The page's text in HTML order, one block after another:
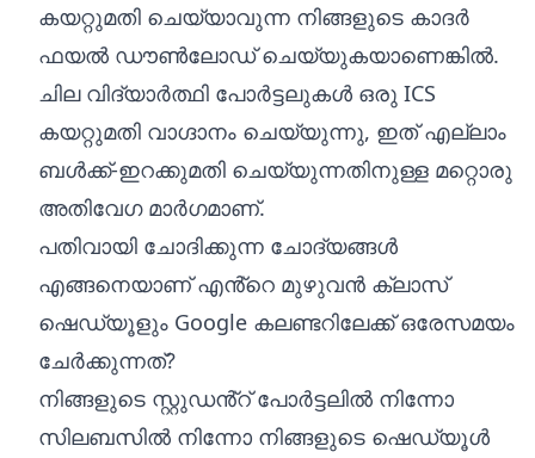
കയറ്റുമതി ചെയ്യാവുന്ന നിങ്ങളുടെ കാദർ
ഫയൽ ഡൗൺലോഡ് ചെയ്യുകയാണെങ്കിൽ.
ചില വിദ്യാർത്ഥി പോർട്ടലുകൾ ഒരു ICS
കയറ്റുമതി വാഗ്ദാനം ചെയ്യുന്നു, ഇത് എല്ലാം
ബൾക്ക്-ഇറക്കുമതി ചെയ്യുന്നതിനുള്ള മറ്റൊരു
അതിവേഗ മാർഗമാണ്.
പതിവായി ചോദിക്കുന്ന ചോദ്യങ്ങൾ
എങ്ങനെയാണ് എൻ്റെ മുഴുവൻ ക്ലാസ്
ഷെഡ്യൂളും Google കലണ്ടറിലേക്ക് ഒരേസമയം
ചേർക്കുന്നത്?
നിങ്ങളുടെ സ്റ്റുഡൻ്റ് പോർട്ടലിൽ നിന്നോ
സിലബസിൽ നിന്നോ നിങ്ങളുടെ ഷെഡ്യൂൾ